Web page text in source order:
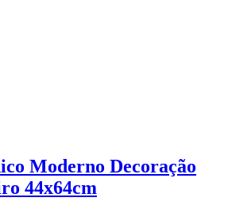
Moderno Decoração
44x64cm